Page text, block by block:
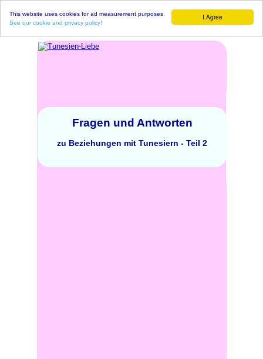
I Agree
This website uses cookies for ad measurement purposes.
See our cookie and privacy policy!
Fragen und Antworten
zu Beziehungen mit Tunesiern - Teil 2